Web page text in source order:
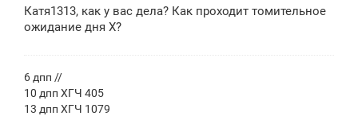
б
щ
Катя1313, как у вас дела? Как проходит томительное
ожидание дня Х?
6 дпп //
10 дпп ХГЧ 405
13 дпп ХГЧ 1079